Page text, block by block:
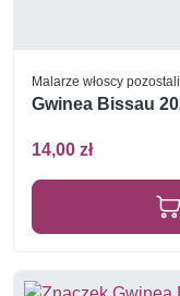
Malarze włoscy pozostali
Gwinea Bissau
14,00 zł